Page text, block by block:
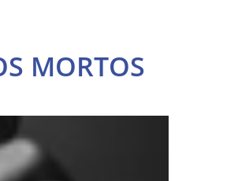
MORTOS